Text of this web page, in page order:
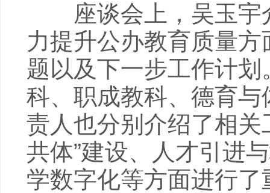
座谈会上，吴玉宇
力提升公办教育质量
题以及下一步工作计
科、职成教科、德育
责人也分别介绍了相
共体”建设、人才引进
学数字化等方面进行了